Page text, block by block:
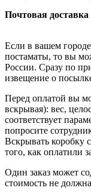
Почтовая доставка
Если в вашем
постаматы, то вы
России. Сразу по
извещение о
Перед оплатой вы
вскрывая): вес,
соответствует
попросите
Вскрывать коробку
того, как оплатили
Один заказ может
стоимость не